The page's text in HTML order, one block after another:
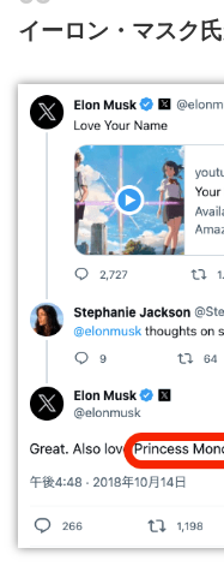
イーロン・マスク